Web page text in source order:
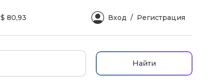
$ 80,93 Вход Регистрация
Найти